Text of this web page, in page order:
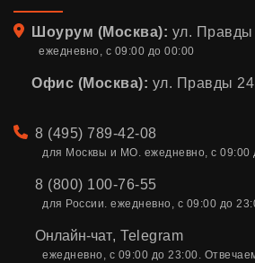
Адрес
Шоурум (Москва): ул. Правды
ежедневно, с 09:00 до 00:00
Офис (Москва): ул. Правды 24
Телефон
8 (495) 789-42-08
для Москвы и МО. ежедневно, с 09:00
8 (800) 100-76-55
для России. ежедневно, с 09:00 до
Онлайн-чат, Telegram
ежедневно, с 09:00 до 23:00.